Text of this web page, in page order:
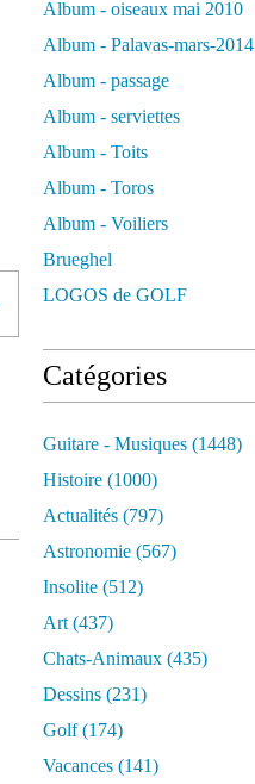
Album - oiseaux mai 2010
Album - Palavas-mars-2014
Album - passage
Album - serviettes
Album - Toits
Album - Toros
Album - Voiliers
Brueghel
LOGOS de GOLF
Catégories
Guitare - Musiques (1448)
Histoire (1000)
Actualités (797)
Astronomie (567)
Insolite (512)
Art (437)
Chats-Animaux (435)
Dessins (231)
Golf(174)
Vacances (141)